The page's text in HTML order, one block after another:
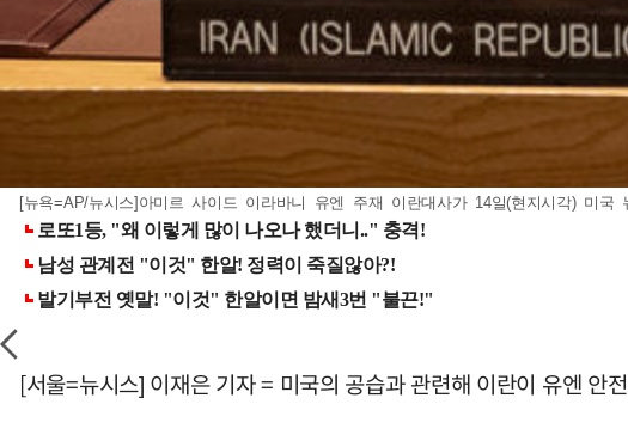
[뉴욕=AP/뉴시스]아미르 사이드 이라바니 유엔 주재 이란대사가 14일(현지시각) 미
[서울=뉴시스] 이재은 기자 = 미국의 공습과 관련해 이란이 유엔 안